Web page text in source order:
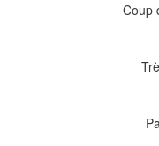
Coup